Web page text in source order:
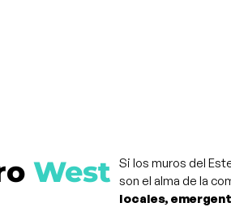
Si los muros del
son el alma de la
locales,
West